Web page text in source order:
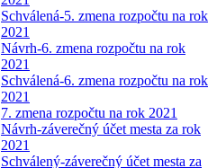
Schválená-5. zmena rozpočtu na rok
2021
Návrh-6. zmena rozpočtu na rok
2021
Schválená-6. zmena rozpočtu na rok
2021
7. zmena rozpočtu na rok 2021
Návrh-záverečný účet mesta za rok
2021
Schválený-záverečný účet mesta za